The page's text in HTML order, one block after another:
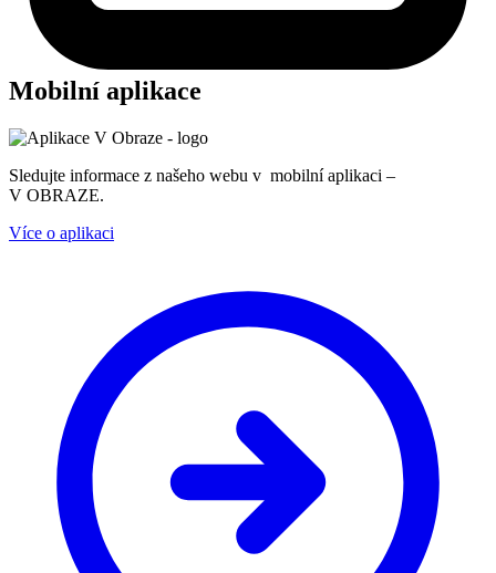
Mobilní aplikace
Sledujte informace z našeho webu v mobilní aplikaci –
V OBRAZE.
Více o aplikaci